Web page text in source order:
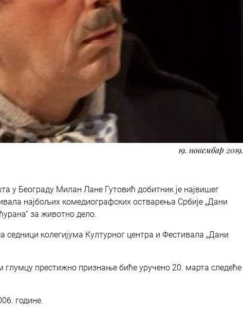
19. новембар 2019.
у Београду Милан Лане Гутовић добитник је највишег
најбољих комедиографских остварења Србије „Дани
за животно дело.
седници колегијума Културног центра и Фестивала „Дани
престижно признање биће уручено 20. марта следеће
године.